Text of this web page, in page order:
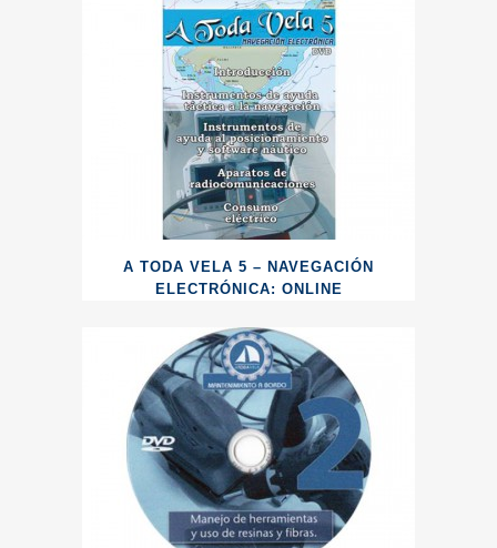
A TODA VELA 5 – NAVEGACIÓN
ELECTRÓNICA: ONLINE